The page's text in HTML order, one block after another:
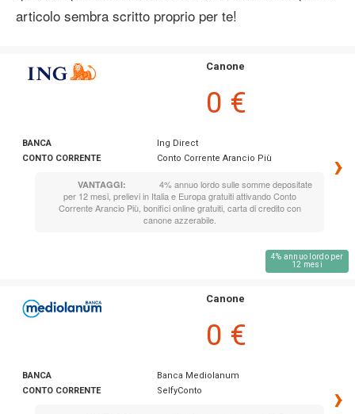
articolo sembra scritto proprio per te!
BANCA
Ing Direct
CONTO CORRENTE
Conto Corrente Arancio Più
VANTAGGI:
4% annuo lordo sulle somme depositate
per 12 mesi, prelievi in Italia e Europa gratuiti attivando Conto
Corrente Arancio Più, bonifici online gratuiti, carta di credito con
canone azzerabile.
Canone
0 €
›
4% annuo lordo per
12 mesi
BANCA
Banca Mediolanum
CONTO CORRENTE
SelfyConto
Canone
0 €
›